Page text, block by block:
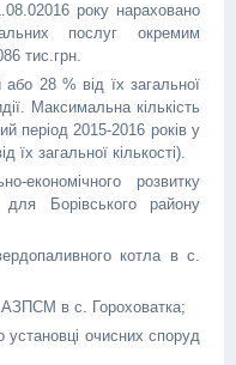
року нараховано
послуг окремим
тис.грн.
28 % від їх загальної
Максимальна кількість
період 2015-2016 років у
їх загальної кількості).
економічного розвитку
Борівського району
котла в с.
АЗПСМ в с. Гороховатка;
очисних споруд